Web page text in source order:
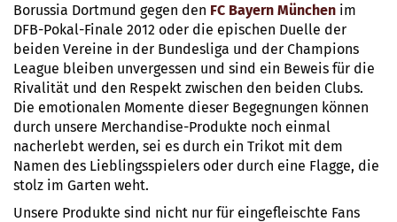
Borussia Dortmund gegen den FC Bayern München im
DFB-Pokal-Finale 2012 oder die epischen Duelle der
beiden Vereine in der Bundesliga und der Champions
League bleiben unvergessen und sind ein Beweis für die
Rivalität und den Respekt zwischen den beiden Clubs.
Die emotionalen Momente dieser Begegnungen können
durch unsere Merchandise-Produkte noch einmal
nacherlebt werden, sei es durch ein Trikot mit dem
Namen des Lieblingsspielers oder durch eine Flagge, die
stolz im Garten weht.
Unsere Produkte sind nicht nur für eingefleischte Fans